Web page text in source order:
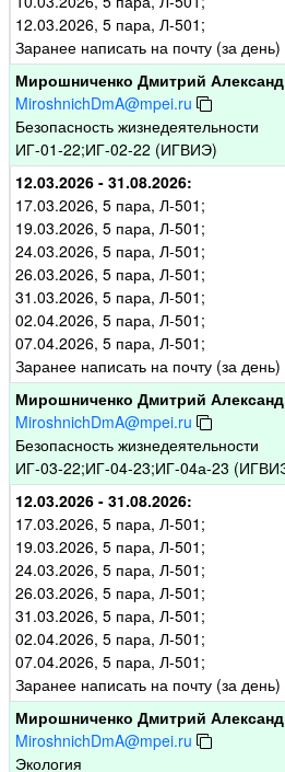
12.03.2026, 5 пара, Л-501;
Заранее написать на почту (за
Мирошниченко Дмитрий
MiroshnichDmA@mpei.ru
Безопасность жизнедеятельности
ИГ-01-22;ИГ-02-22 (ИГВИЭ)
12.03.2026 - 31.08.2026:
17.03.2026, 5 пара, Л-501;
19.03.2026, 5 пара, Л-501;
24.03.2026, 5 пара, Л-501;
26.03.2026, 5 пара, Л-501;
31.03.2026, 5 пара, Л-501;
02.04.2026, 5 пара, Л-501;
07.04.2026, 5 пара, Л-501;
Заранее написать на почту (за
Мирошниченко Дмитрий
MiroshnichDmA@mpei.ru
Безопасность жизнедеятельности
ИГ-03-22;ИГ-04-23;ИГ-04а-23
12.03.2026 - 31.08.2026:
17.03.2026, 5 пара, Л-501;
19.03.2026, 5 пара, Л-501;
24.03.2026, 5 пара, Л-501;
26.03.2026, 5 пара, Л-501;
31.03.2026, 5 пара, Л-501;
02.04.2026, 5 пара, Л-501;
07.04.2026, 5 пара, Л-501;
Заранее написать на почту (за
Мирошниченко Дмитрий
MiroshnichDmA@mpei.ru
Экология